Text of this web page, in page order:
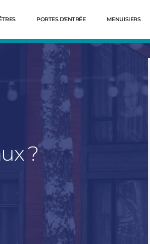
PORTES D'ENTRÉE MENUISIERS
?
Fenêtre
Pour quelles raisons changer
ses fenêtres ?